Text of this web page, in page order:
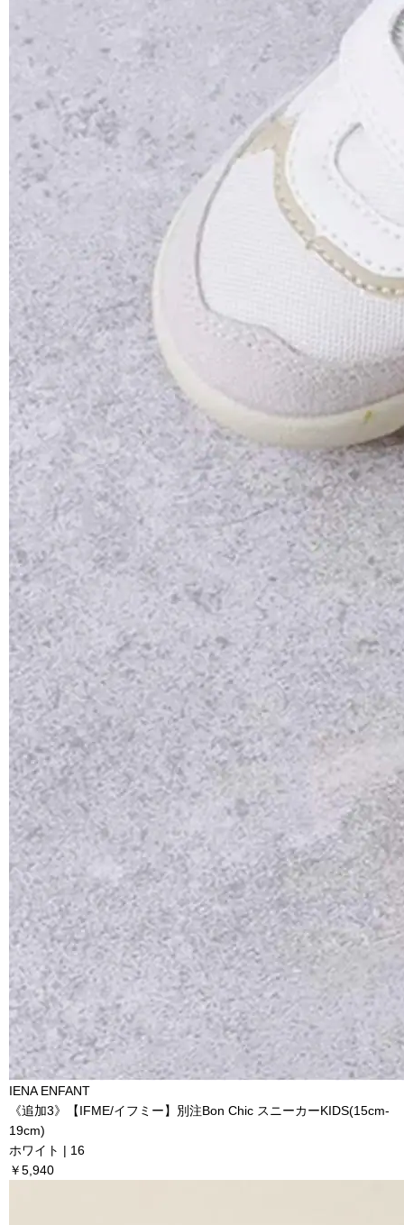
IENA ENFANT
《追加3》【IFME/イフミー】別注Bon Chic スニーカーKIDS(15cm-
19cm)
ホワイト | 16
￥5,940